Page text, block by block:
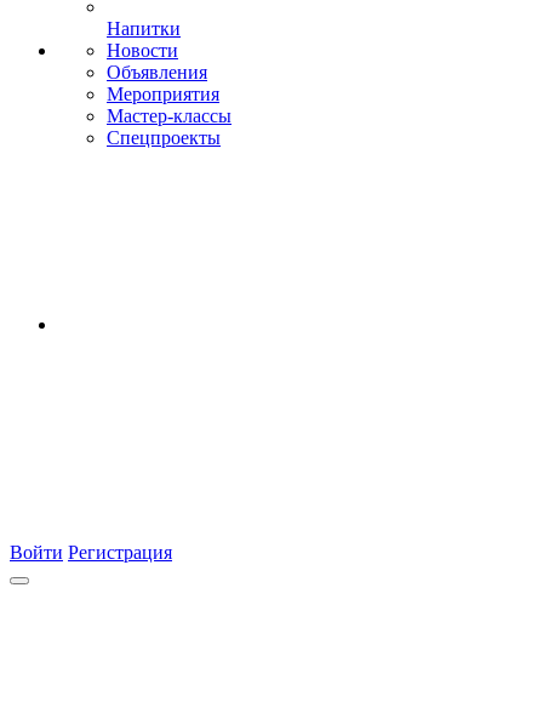
Напитки
Новости
Объявления
Мероприятия
Мастер-классы
Спецпроекты
Войти Регистрация